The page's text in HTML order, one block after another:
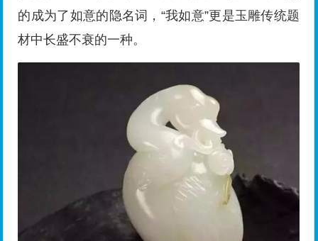
的成为了如意的隐名词，“我如意”更是玉雕传统题
材中长盛不衰的一种。